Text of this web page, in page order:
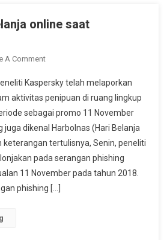
online saat
A CommentOn
Tips
Aman
Belanja
Online
Saat
Harbolnas
Kaspersky telah melaporkan
aktivitas penipuan di ruang lingkup
sebagai promo 11 November
juga dikenal Harbolnas (Hari Belanja
keterangan tertulisnya, Senin, peneliti
pada serangan phishing
11 November pada tahun 2018.
phishing […]